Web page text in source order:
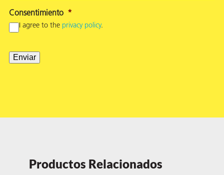
Consentimiento *
I agree to the privacy policy.
Enviar
Productos Relacionados